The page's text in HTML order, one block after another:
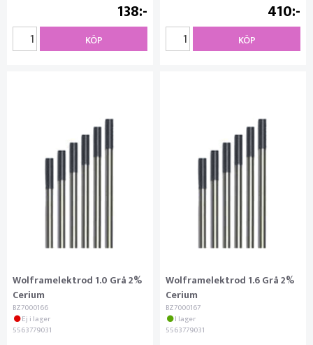
138
KÖP
410
KÖP
Wolframelektrod 1.0 Grå 2%
Cerium
BZ7000166
Ej i lager
5563779031
Wolframelektrod 1.6 Grå 2%
Cerium
BZ7000167
I lager
5563779031